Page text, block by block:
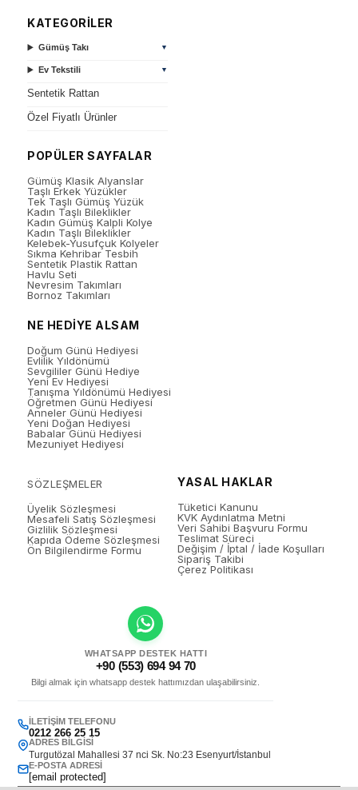
KATEGORİLER
Gümüş Takı ▼
Ev Tekstili ▼
Sentetik Rattan
Özel Fiyatlı Ürünler
POPÜLER SAYFALAR
Gümüş Klasik Alyanslar
Taşlı Erkek Yüzükler
Tek Taşlı Gümüş Yüzük
Kadın Taşlı Bileklikler
Kadın Gümüş Kalpli Kolye
Kadın Taşlı Bileklikler
Kelebek-Yusufçuk Kolyeler
Sıkma Kehribar Tesbih
Sentetik Plastik Rattan
Havlu Seti
Nevresim Takımları
Bornoz Takımları
NE HEDİYE ALSAM
Doğum Günü Hediyesi
Evlilik Yıldönümü
Sevgililer Günü Hediye
Yeni Ev Hediyesi
Tanışma Yıldönümü Hediyesi
Öğretmen Günü Hediyesi
Anneler Günü Hediyesi
Yeni Doğan Hediyesi
Babalar Günü Hediyesi
Mezuniyet Hediyesi
SÖZLEŞMELER
Üyelik Sözleşmesi
Mesafeli Satış Sözleşmesi
Gizlilik Sözleşmesi
Kapıda Ödeme Sözleşmesi
Ön Bilgilendirme Formu
YASAL HAKLAR
Tüketici Kanunu
KVK Aydınlatma Metni
Veri Sahibi Başvuru Formu
Teslimat Süreci
Değişim / İptal / İade Koşulları
Sipariş Takibi
Çerez Politikası
WHATSAPP DESTEK HATTI
+90 (553) 694 94 70
Bilgi almak için whatsapp destek hattımızdan ulaşabilirsiniz.
İLETIŞIM TELEFONU
0212 266 25 15
ADRES BILGISI
Turgutözal Mahallesi 37 nci Sk. No:23 Esenyurt/İstanbul
E-POSTA ADRESI
[email protected]